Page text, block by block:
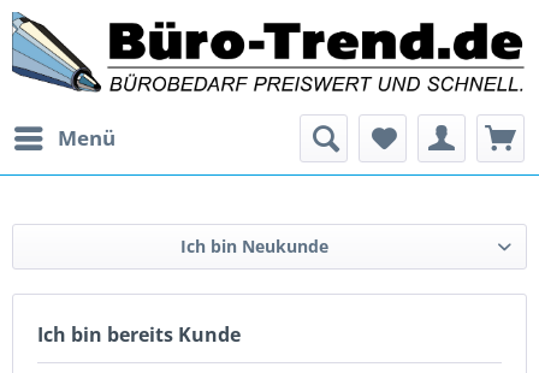
Menü
Ich bin Neukunde
Ich bin bereits Kunde